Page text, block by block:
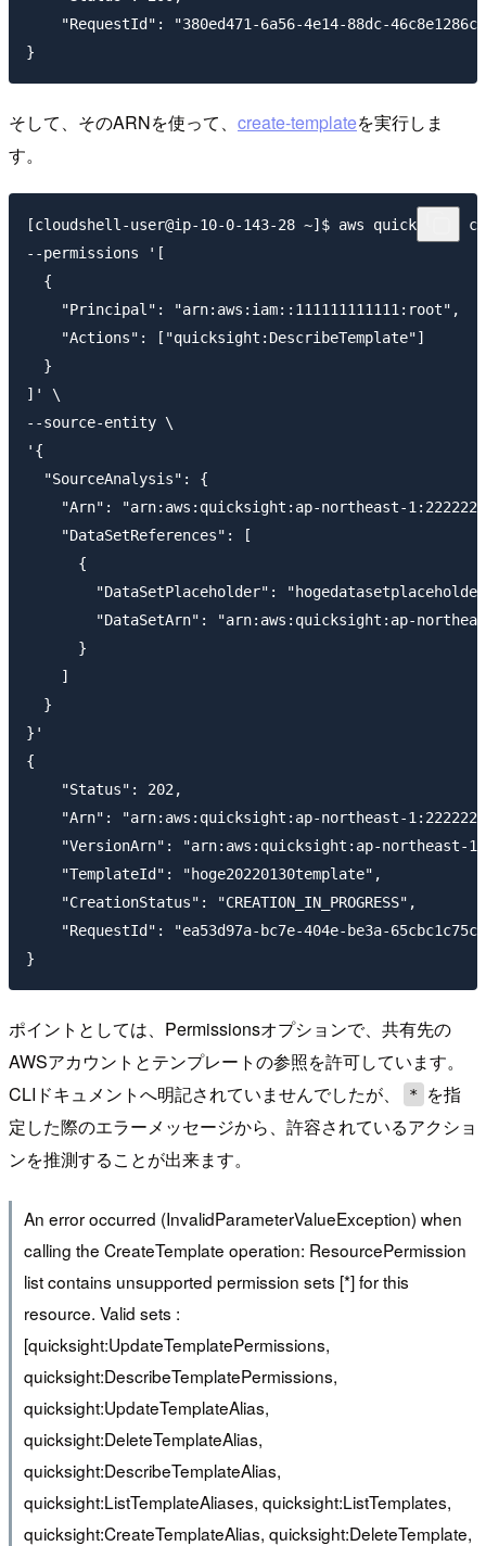
"RequestId": "380ed471-6a56-4e14-88dc-
そして、そのARNを使って、 create-templateを実行しま
す。
[cloudshell-user@ip-10-0-143-28 ~]$ aws quicksight
--permissions '[
  {
    "Principal": "arn:aws:iam::111111111111:root",
    "Actions": ["quicksight:DescribeTemplate"]
  }
]' \
--source-entity \
'{
  "SourceAnalysis": {
"Arn": "arn:aws:quicksight:ap-northeast-
    "DataSetReferences": [
      {
"DataSetPlaceholder":
"DataSetArn": "arn:aws:quicksight:ap-
      }
    ]
  }
}'
{
    "Status": 202,
"Arn": "arn:aws:quicksight:ap-northeast-
"VersionArn": "arn:aws:quicksight:ap-northeast-
    "TemplateId": "hoge20220130template",
    "CreationStatus": "CREATION_IN_PROGRESS",
"RequestId": "ea53d97a-bc7e-404e-be3a-
ポイントとしては、Permissionsオプションで、共有先の
AWSアカウントとテンプレートの参照を許可しています。
CLIドキュメントへ明記されていませんでしたが、
*
を指
定した際のエラーメッセージから、許容されているアクショ
ンを推測することが出来ます。
An error occurred (InvalidParameterValueException) when
calling the CreateTemplate operation: ResourcePermission
list contains unsupported permission sets [*] for this
resource. Valid sets :
[quicksight:UpdateTemplatePermissions,
quicksight:DescribeTemplatePermissions,
quicksight:UpdateTemplateAlias,
quicksight:DeleteTemplateAlias,
quicksight:DescribeTemplateAlias,
quicksight:ListTemplateAliases, quicksight:ListTemplates,
quicksight:CreateTemplateAlias, quicksight:DeleteTemplate,